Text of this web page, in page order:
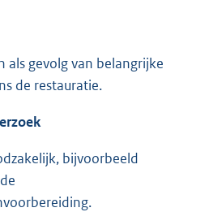
als gevolg van belangrijke
de restauratie.
bijvoorbeeld